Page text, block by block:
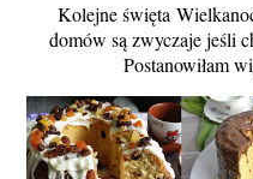
Kolejne święta
domów są zwyczaje jeśli
Postanowiłam